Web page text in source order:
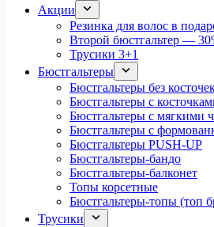
Акции
Резинка для волос в
Второй бюстгальтер —
Трусики 3+1
Бюстгальтеры
Бюстгальтеры без
Бюстгальтеры с
Бюстгальтеры с мягкими
Бюстгальтеры с
Бюстгальтеры PUSH-UP
Бюстгальтеры-бандо
Бюстгальтеры-балконет
Топы корсетные
Бюстгальтеры-топы (топ
Трусики